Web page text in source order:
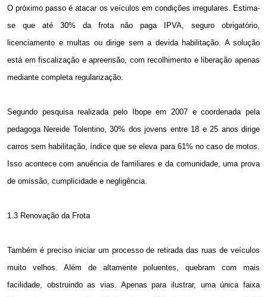
O próximo passo é atacar os veículos em condições irregulares. Estima-
se que até 30% da frota não paga IPVA, seguro obrigatório,
licenciamento e multas ou dirige sem a devida habilitação. A solução
está em fiscalização e apreensão, com recolhimento e liberação apenas
mediante completa regularização.
Segundo pesquisa realizada pelo Ibope em 2007 e coordenada pela
pedagoga Nereide Tolentino, 30% dos jovens entre 18 e 25 anos dirige
carros sem habilitação, índice que se eleva para 61% no caso de motos.
Isso acontece com anuência de familiares e da comunidade, uma prova
de omissão, cumplicidade e negligência.
1.3 Renovação da Frota
Também é preciso iniciar um processo de retirada das ruas de veículos
muito velhos. Além de altamente poluentes, quebram com mais
facilidade, obstruindo as vias. Apenas para ilustrar, uma única faixa